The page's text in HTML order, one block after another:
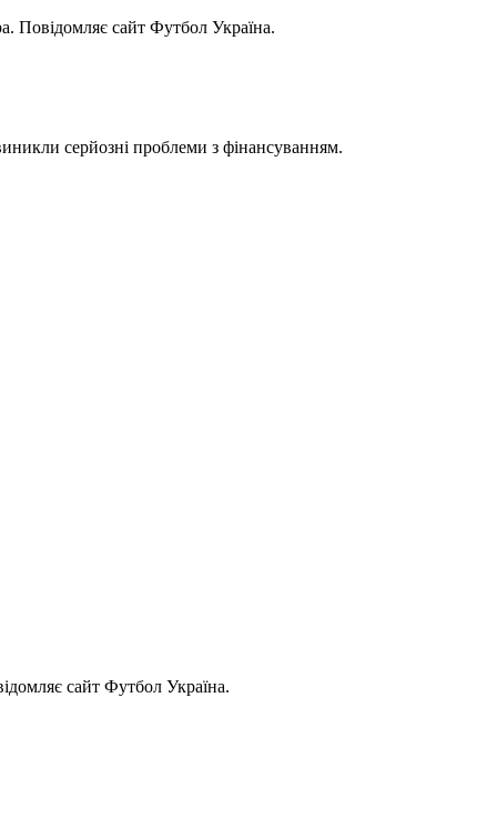
Повідомляє сайт Футбол Україна.
серйозні проблеми з фінансуванням.
сайт Футбол Україна.